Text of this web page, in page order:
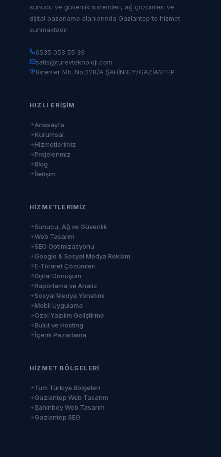
sunucu ve güvenlik sistemleri, ağ çözümleri ve
dijital pazarlama alanlarında Gaziantep'te hizmet
sunmaktadır.
0535 053 55 39
satis@turevteknoloji.com
Binevler Mh. No:228/A ŞAHİNBEY/GAZİANTEP
HIZLI ERIŞIM
Anasayfa
Kurumsal
Hizmetlerimiz
Projelerimiz
Blog
İletişim
HIZMETLERIMIZ
Sunucu, Ağ ve Güvenlik
Web Tasarım
SEO Optimizasyonu
Google & Sosyal Medya Reklam
E-Ticaret Çözümleri
Dijital Dönüşüm
Raporlama ve Analiz
Sosyal Medya Yönetimi
Mobil Uygulama
Özel Yazılım Geliştirme
Bulut ve Hosting
İçerik Pazarlama
HIZMET BÖLGELERI
Tüm Türkiye Bölgeleri
Gaziantep Web Tasarım
Şahinbey Web Tasarım
Gaziantep SEO